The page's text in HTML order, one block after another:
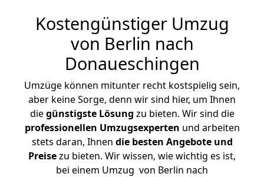
Kostengünstiger Umzug
von Berlin nach
Donaueschingen
Umzüge können mitunter recht kostspielig sein,
aber keine Sorge, denn wir sind hier, um Ihnen
diegünstigste Lösung zu bieten. Wir sind die
professionellen Umzugsexperten und arbeiten
stets daran, Ihnen die besten Angebote und
Preisezu bieten. Wir wissen, wie wichtig es ist,
bei einem Umzug von Berlin nach